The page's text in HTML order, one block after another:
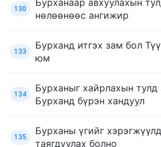
130
нөлөөнөөс ангижир
133
Бурханд итгэх зам бол
юм
134
Бурханыг хайрлахын тулд
Бурханд бүрэн хандуул
135
Бурханы үгийг
таягдуулах болно